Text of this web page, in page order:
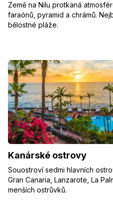
Země na Nilu protkaná
faraónů, pyramid a chrámů.
bělostné pláže.
Kanárské ostrovy
Souostroví sedmi hlavních
Gran Canaria, Lanzarote, La
menších ostrůvků.